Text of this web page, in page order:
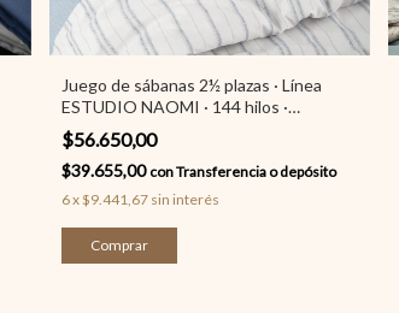
Juego de sábanas 2½ plazas · Línea
ESTUDIO NAOMI · 144 hilos ·
Alcoyana
$56.650,00
$39.655,00 conTransferencia o depósito
6x$9.441,67 sin interés
Comprar